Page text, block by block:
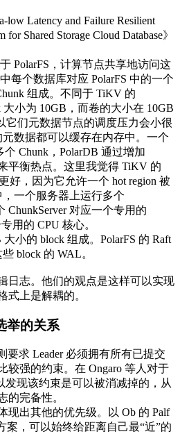
low Latency and Failure Resilient
for Shared Storage Cloud Database》
PolarFS，计算节点共享地访问这
每个数据库对应 PolarFS 中的一个
组成。不同于 TiKV 的
大小为 10GB，而卷的大小在 10GB
它们元数据节点的调度压力会小很
数据都可以缓存在内存中。一个
个 Chunk，PolarDB 通过增加
平衡热点。这里我觉得 TiKV 的
好，因为它允许一个 hot region 被
一个服务器上运行多个
ChunkServer 对应一个专用的
用的 CPU 核心。
小的 block 组成。PolarFS 的 Raft
block 的 WAL。
日志。他们的观点是这样可以实现
式上是解耦的。
举的关系
要求 Leader 必须拥有所有已提交
较强的约束。在 Ongaro 等人对于
发现该约束是可以被消减掉的，从
的完备性。
现出其他的优先级。以 Ob 的 Palf
案，可以始终给距离自己最“近”的